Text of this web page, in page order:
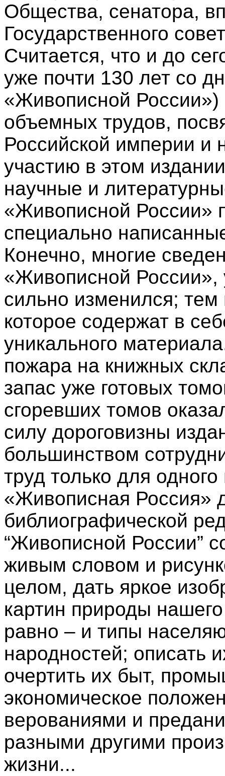
Общества, сенатора,
Государственного
Считается, что и до
уже почти 130 лет со
«Живописной России»)
объемных трудов,
Российской империи
участию в этом
научные и
«Живописной России»
специально
Конечно, многие
«Живописной России»,
сильно изменился; тем
которое содержат в
уникального
пожара на книжных
запас уже готовых
сгоревших томов
силу дороговизны
большинством
труд только для
«Живописная Россия»
библиографической
“Живописной России”
живым словом и
целом, дать яркое
картин природы
равно – и типы
народностей;
очертить их быт,
экономическое
верованиями и
разными другими
жизни...